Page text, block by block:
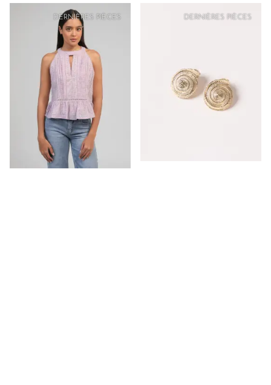
PRIX DOUX
DERNIÈRES PIÈCES DERNIÈRES PIÈCES